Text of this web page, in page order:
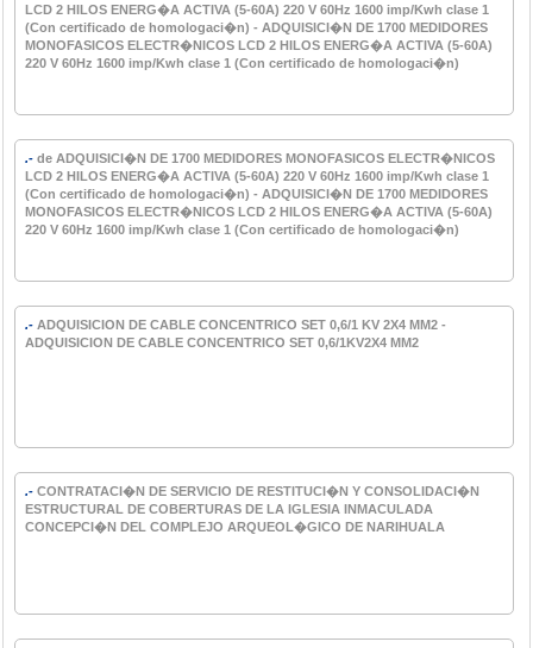
LCD 2 HILOS ENERG�A ACTIVA (5-60A) 220 V 60Hz 1600 imp/Kwh clase 1
(Con certificado de homologaci�n) - ADQUISICI�N DE 1700 MEDIDORES
MONOFASICOS ELECTR�NICOS LCD 2 HILOS ENERG�A ACTIVA (5-60A)
220 V 60Hz 1600 imp/Kwh clase 1 (Con certificado de homologaci�n)
.- de ADQUISICI�N DE 1700 MEDIDORES MONOFASICOS ELECTR�NICOS
LCD 2 HILOS ENERG�A ACTIVA (5-60A) 220 V 60Hz 1600 imp/Kwh clase 1
(Con certificado de homologaci�n) - ADQUISICI�N DE 1700 MEDIDORES
MONOFASICOS ELECTR�NICOS LCD 2 HILOS ENERG�A ACTIVA (5-60A)
220 V 60Hz 1600 imp/Kwh clase 1 (Con certificado de homologaci�n)
.- ADQUISICION DE CABLE CONCENTRICO SET 0,6/1 KV 2X4 MM2 -
ADQUISICION DE CABLE CONCENTRICO SET 0,6/1KV2X4 MM2
.- CONTRATACI�N DE SERVICIO DE RESTITUCI�N Y CONSOLIDACI�N
ESTRUCTURAL DE COBERTURAS DE LA IGLESIA INMACULADA
CONCEPCI�N DEL COMPLEJO ARQUEOL�GICO DE NARIHUALA